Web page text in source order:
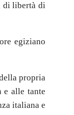
di libertà di
egiziano
propria
e alle tante
italiana e